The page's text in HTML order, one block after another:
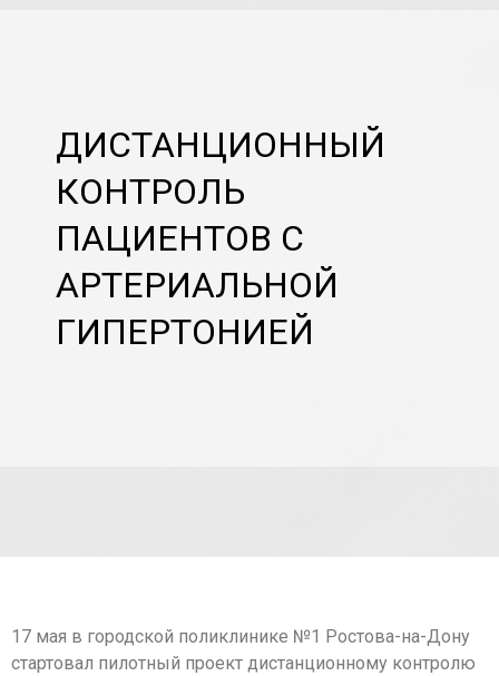
ДИСТАНЦИОННЫЙ
КОНТРОЛЬ
ПАЦИЕНТОВ С
АРТЕРИАЛЬНОЙ
ГИПЕРТОНИЕЙ
17 мая в городской поликлинике №1 Ростова-на-Дону
стартовал пилотный проект дистанционному контролю